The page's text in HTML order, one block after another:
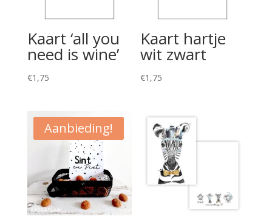
Kaart ‘all you
need is wine’
€1,75
Kaart hartje
wit zwart
€1,75
Aanbieding!